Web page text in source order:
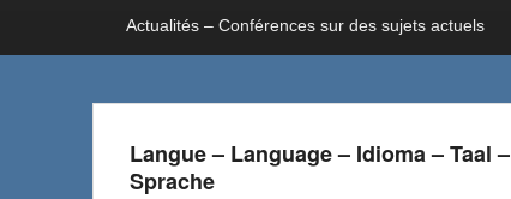
Actualités – Conférences sur des sujets actuels
Langue – Language – Idioma – Taal –
Sprache